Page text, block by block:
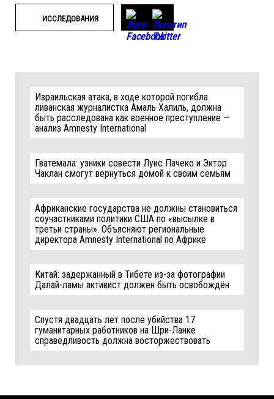
ИССЛЕДОВАНИЯ
Израильская атака, в ходе которой погибла
ливанская журналистка Амаль Халиль, должна
быть расследована как военное преступление —
анализ Amnesty International
Гватемала: узники совести Луис Пачеко и Эктор
Чаклан смогут вернуться домой к своим семьям
Африканские государства не должны становиться
соучастниками политики США по «высылке в
третьи страны». Объясняют региональные
директора Amnesty International по Африке
Китай: задержанный в Тибете из-за фотографии
Далай-ламы активист должен быть освобождён
Спустя двадцать лет после убийства 17
гуманитарных работников на Шри-Ланке
справедливость должна восторжествовать